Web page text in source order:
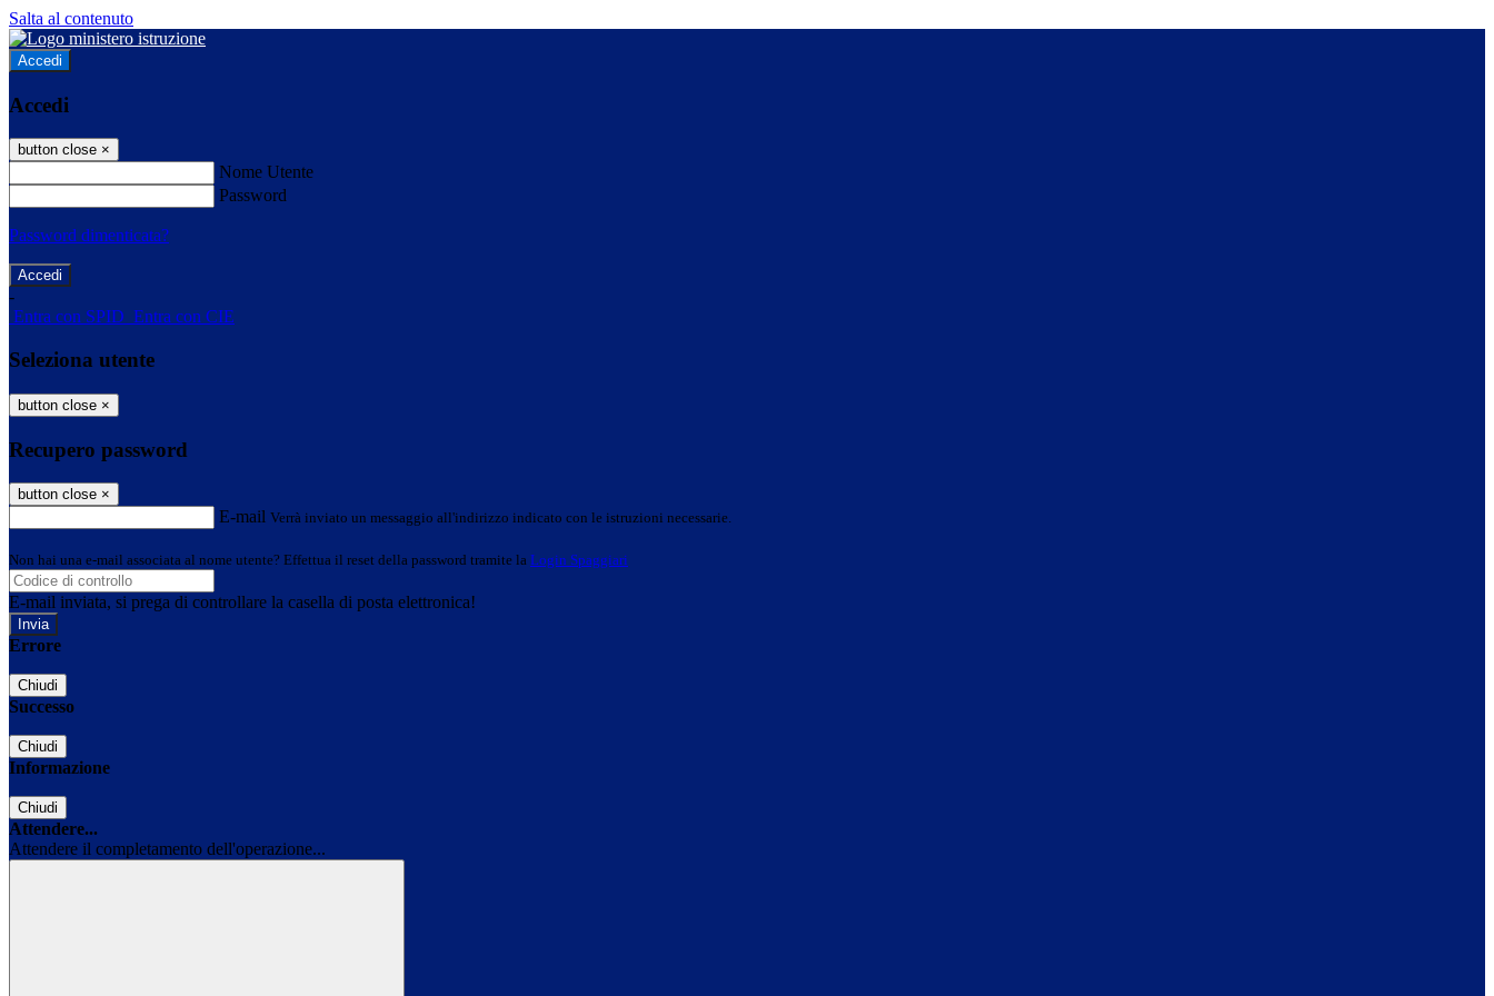
Salta al contenuto
Accedi
Accedi
button close ×
Nome Utente
Password
Password dimenticata?
-
Entra con SPID Entra con CIE
Seleziona utente
button close ×
Recupero password
button close ×
E-mail Verrà inviato un messaggio all'indirizzo indicato con le istruzioni necessarie.
Non hai una e-mail associata al nome utente? Effettua il reset della password tramite la Login Spaggiari
E-mail inviata, si prega di controllare la casella di posta elettronica!
Errore
Chiudi
Successo
Chiudi
Informazione
Chiudi
Attendere...
Attendere il completamento dell'operazione...